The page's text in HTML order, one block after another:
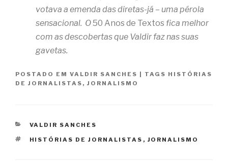
votava a emenda das diretas-já – uma pérola
sensacional. O50 Anos de Textos fica melhor
com as descobertas que Valdir faz nas suas
gavetas.
POSTADO EM VALDIR SANCHES TAGS HISTÓRIAS
DE JORNALISTAS , JORNALISMO
CATEGORIAS
VALDIR SANCHES
TAGS
HISTÓRIAS DE JORNALISTAS , JORNALISMO